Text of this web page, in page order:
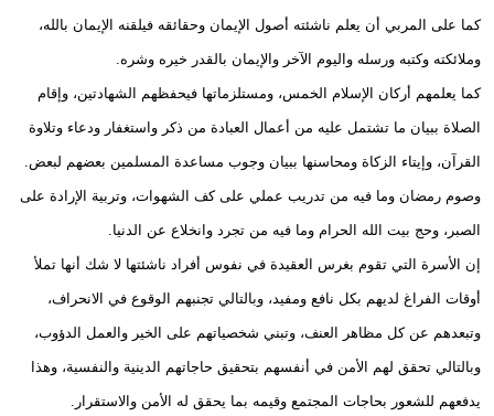
كما على المربي أن يعلم ناشئته أصول الإيمان وحقائقه فيلقنه الإيمان بالله،
وملائكته وكتبه ورسله واليوم الآخر والإيمان بالقدر خيره وشره.
كما يعلمهم أركان الإسلام الخمس، ومستلزماتها فيحفظهم الشهادتين، وإقام
الصلاة ببيان ما تشتمل عليه من أعمال العبادة من ذكر واستغفار ودعاء وتلاوة
القرآن، وإيتاء الزكاة ومحاسنها ببيان وجوب مساعدة المسلمين بعضهم لبعض.
وصوم رمضان وما فيه من تدريب عملي على كف الشهوات، وتربية الإرادة على
الصبر، وحج بيت الله الحرام وما فيه من تجرد وانخلاع عن الدنيا.
إن الأسرة التي تقوم بغرس العقيدة في نفوس أفراد ناشئتها لا شك أنها تملأ
أوقات الفراغ لديهم بكل نافع ومفيد، وبالتالي تجنبهم الوقوع في الانحراف،
وتبعدهم عن كل مظاهر العنف، وتبني شخصياتهم على الخير والعمل الدؤوب،
وبالتالي تحقق لهم الأمن في أنفسهم بتحقيق حاجاتهم الدينية والنفسية، وهذا
يدفعهم للشعور بحاجات المجتمع وقيمه بما يحقق له الأمن والاستقرار.